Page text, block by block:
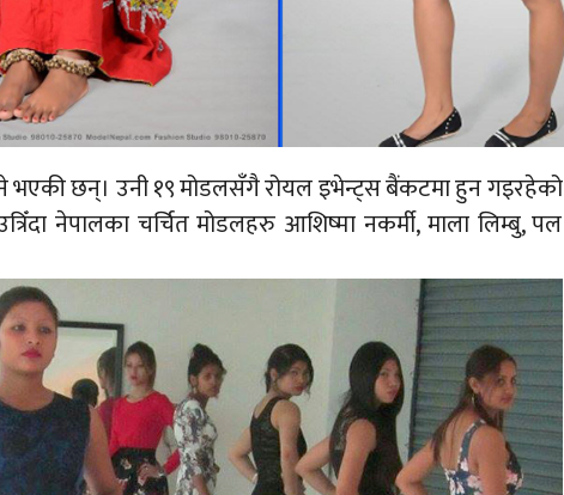
भएकी छन्। उनी १९ मोडलसँगै रोयल इभेन्ट्स बैंकटमा हुन गइरहेको
नेपालका चर्चित मोडलहरु आशिष्मा नकर्मी, माला लिम्बु, पल